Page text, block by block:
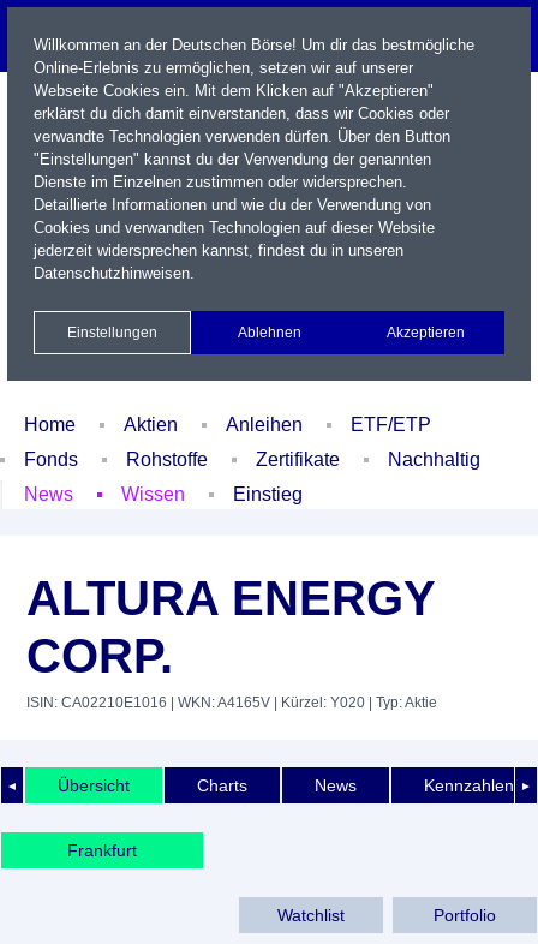
Name / WKN / ISIN / Kürzel
Xetra Realtime
Watchlist Portfolio Login
Home Aktien Anleihen
ETF/ETP
Fonds
Rohstoffe Zertifikate
Nachhaltig
News
Wissen Einstieg
ALTURA ENERGY
CORP.
ISIN: CA02210E1016 | WKN: A4165V | Kürzel: Y020 | Typ: Aktie
◄ ►
Übersicht Charts News Kennzahlen
Frankfurt
Watchlist Portfolio
Willkommen an der Deutschen Börse! Um dir das bestmögliche
Online-Erlebnis zu ermöglichen, setzen wir auf unserer
Webseite Cookies ein. Mit dem Klicken auf "Akzeptieren"
erklärst du dich damit einverstanden, dass wir Cookies oder
verwandte Technologien verwenden dürfen. Über den Button
"Einstellungen" kannst du der Verwendung der genannten
Dienste im Einzelnen zustimmen oder widersprechen.
Detaillierte Informationen und wie du der Verwendung von
Cookies und verwandten Technologien auf dieser Website
jederzeit widersprechen kannst, findest du in unseren
Datenschutzhinweisen.
Einstellungen Ablehnen Akzeptieren